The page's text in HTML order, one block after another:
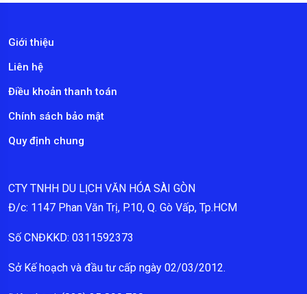
Giới thiệu
Liên hệ
Điều khoản thanh toán
Chính sách bảo mật
Quy định chung
CTY TNHH DU LỊCH VĂN HÓA SÀI GÒN
Đ/c: 1147 Phan Văn Trị, P.10, Q. Gò Vấp, Tp.HCM
Số CNĐKKD: 0311592373
Sở Kế hoạch và đầu tư cấp ngày 02/03/2012.